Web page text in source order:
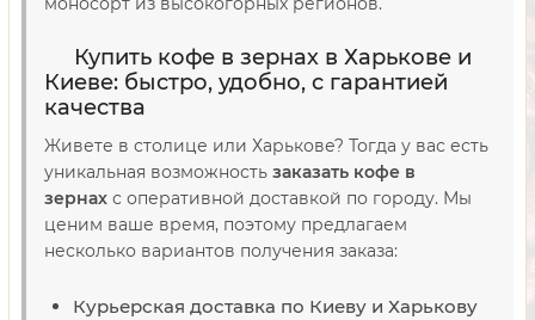
Купить кофе в зернах в Харькове и
Киеве: быстро, удобно, с гарантией
качества
Живете в столице или Харькове? Тогда у вас есть
уникальная возможность заказать кофе в
зернах с оперативной доставкой по городу. Мы
ценим ваше время, поэтому предлагаем
несколько вариантов получения заказа:
Курьерская доставка по Киеву и Харькову